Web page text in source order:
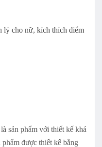
lý cho nữ, kích thích điểm
là sản phẩm với thiết kế khá
được thiết kế bằng